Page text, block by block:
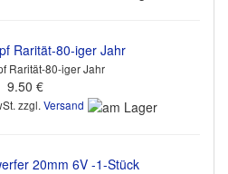
Rarität-80-iger Jahr
9.50 €
zzgl.Versand